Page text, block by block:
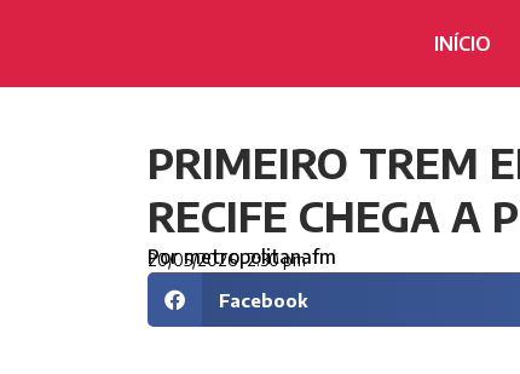
INÍCIO
PRIMEIRO TREM
RECIFE CHEGA A
Pormetropolitanafm
20/05/2026 2:30 pm
Facebook